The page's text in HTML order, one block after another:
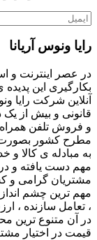
رایا ونوس آریانا
در عصر اینترنت و
بکارگیری این
آنلاین شرکت رایا
قانونی و بیش از
و فروش تلفن
مطرح کشور بصورت
به مبادله ی کالا و
مهم دست یافته و
مشتریان گرامی و
مهم ترین چشم
، تعامل سازنده ،
در آن متنوع ترین
قیمت در اختیار